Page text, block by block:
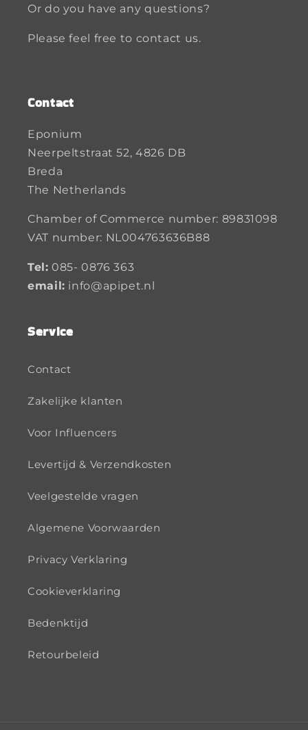
Or do you have any questions?
Please feel free to contact us.
Contact
Eponium
Neerpeltstraat 52, 4826 DB
Breda
The Netherlands
Chamber of Commerce number: 89831098
VAT number: NL004763636B88
Tel: 085- 0876 363
email: info@apipet.nl
Service
Contact
Zakelijke klanten
Voor Influencers
Levertijd & Verzendkosten
Veelgestelde vragen
Algemene Voorwaarden
Privacy Verklaring
Cookieverklaring
Bedenktijd
Retourbeleid